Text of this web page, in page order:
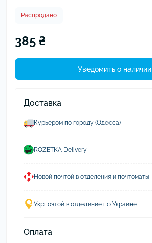
Распродано
385 ₴
Уведомить о наличии
Доставка
Курьером по городу (Одесса)
ROZETKA Delivery
Новой почтой в отделения и почтоматы
Укрпочтой в отделение по Украине
Оплата